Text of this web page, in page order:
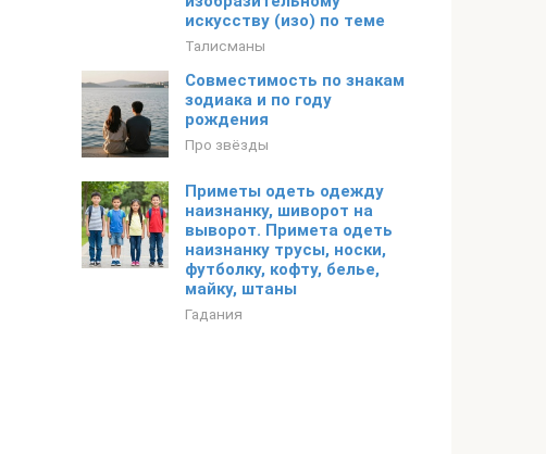
искусству (изо) по теме
Талисманы
Совместимость по знакам
зодиака и по году
рождения
Про звёзды
Приметы одеть одежду
наизнанку, шиворот на
выворот. Примета одеть
наизнанку трусы, носки,
футболку, кофту, белье,
майку, штаны
Гадания